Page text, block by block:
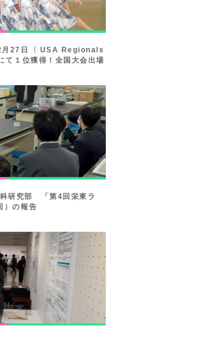
月27日〈 USA Regionals
１位獲得！全国大会出場
科研究部 「第4回栄東ラ
）の報告